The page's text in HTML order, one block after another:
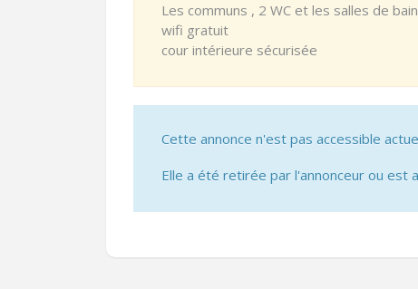
Les communs , 2 WC et les salles de
wifi gratuit
cour intérieure sécurisée
Cette annonce n'est pas accessible
Elle a été retirée par l'annonceur ou est